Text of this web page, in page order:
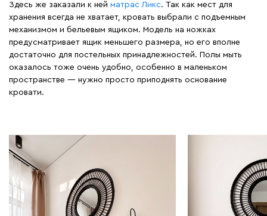
Здесь же заказали к ней матрас Ликс. Так как мест для
хранения всегда не хватает, кровать выбрали с подъемным
механизмом и бельевым ящиком. Модель на ножках
предусматривает ящик меньшего размера, но его вполне
достаточно для постельных принадлежностей. Полы мыть
оказалось тоже очень удобно, особенно в маленьком
пространстве — нужно просто приподнять основание
кровати.